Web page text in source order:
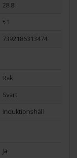
28.8
51
7392186313474
Rak
Svart
Induktionshäll
Ja